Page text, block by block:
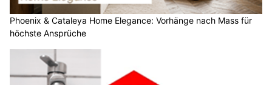
Phoenix & Cataleya Home Elegance: Vorhänge nach Mass für
höchste Ansprüche